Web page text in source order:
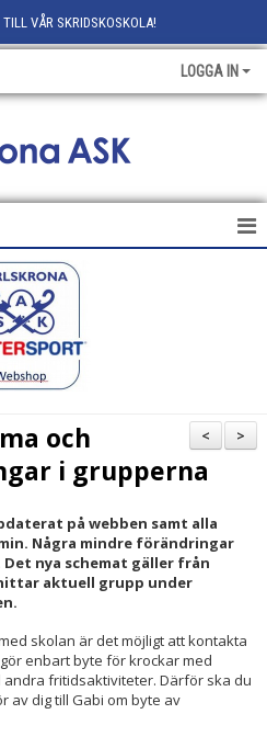
VÅR SKRIDSKOSKOLA!
LOGGA IN
>
<
och
i grupperna
på webben samt alla
Några mindre förändringar
nya schemat gäller från
aktuell grupp under
skolan är det möjligt att kontakta
enbart byte för krockar med
fritidsaktiviteter. Därför ska du
av dig till Gabi om byte av